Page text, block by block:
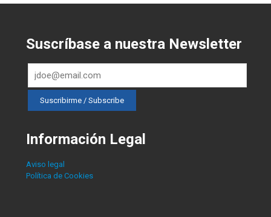
Suscríbase a nuestra Newsletter
Información Legal
Aviso legal
Política de Cookies